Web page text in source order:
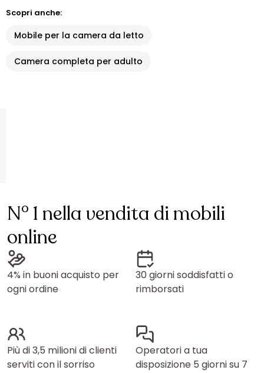
Scopri anche:
Mobile per la camera da letto
Camera completa per adulto
N° 1 nella vendita di mobili
online
4% in buoni acquisto per
ogni ordine
30 giorni soddisfatti o
rimborsati
Più di 3,5 milioni di clienti
serviti con il sorriso
Operatori a tua
disposizione 5 giorni su 7